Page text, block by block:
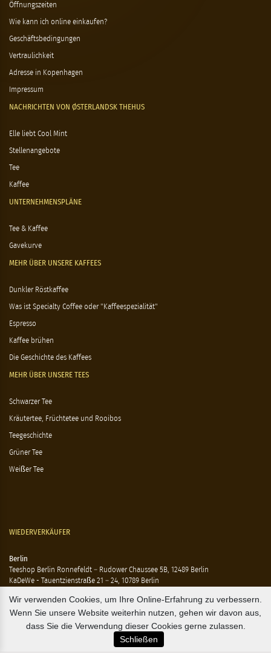
Öffnungszeiten
Wie kann ich online einkaufen?
Geschäftsbedingungen
Vertraulichkeit
Adresse in Kopenhagen
Impressum
NACHRICHTEN VON ØSTERLANDSK THEHUS
Elle liebt Cool Mint
Stellenangebote
Tee
Kaffee
UNTERNEHMENSPLÄNE
Tee & Kaffee
Gavekurve
MEHR ÜBER UNSERE KAFFEES
Dunkler Röstkaffee
Was ist Specialty Coffee oder "Kaffeespezialität"
Espresso
Kaffee brühen
Die Geschichte des Kaffees
MEHR ÜBER UNSERE TEES
Schwarzer Tee
Kräutertee, Früchtetee und Rooibos
Teegeschichte
Grüner Tee
Weißer Tee
WIEDERVERKÄUFER
Berlin
Teeshop Berlin Ronnefeldt – Rudower Chaussee 5B, 12489 Berlin
KaDeWe - Tauentzienstraße 21 – 24, 10789 Berlin
Ting - Rykestraße 41, 10405 Berlin
Flensburg
Marzipan Im Hof – Rote Str. 18-20, 24937 Flensburg
Wir verwenden Cookies, um Ihre Online-Erfahrung zu verbessern.
Wenn Sie unsere Website weiterhin nutzen, gehen wir davon aus,
dass Sie die Verwendung dieser Cookies gerne zulassen.
Schließen